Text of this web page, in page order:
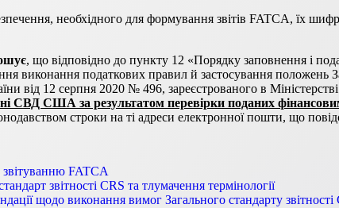
необхідного для формування звітів FATCA, їх
, що відповідно до пункту 12 «Порядку заповнення і
виконання податкових правил й застосування положень
від 12 серпня 2020 № 496, зареєстрованого в
СВД США за результатом перевірки поданих
строки на ті адреси електронної пошти, що
FATCA
звітності CRS та тлумачення термінології
щодо виконання вимог Загального стандарту звітності